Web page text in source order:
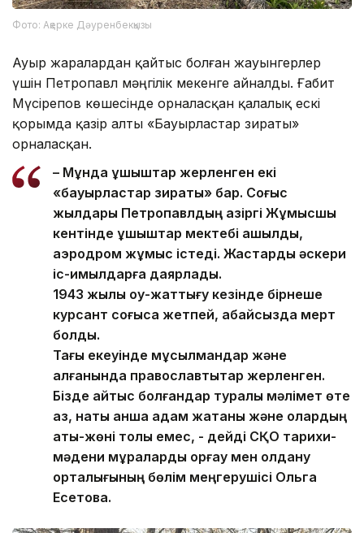
Фото: Ақерке Дәуренбекқызы
Ауыр жаралардан қайтыс болған жауынгерлер
үшін Петропавл мәңгілік мекенге айналды. Ғабит
Мүсірепов көшесінде орналасқан қалалық ескі
қорымда қазір алты «Бауырластар зираты»
орналасқан.
– Мұнда ұшқыштар жерленген екі
«бауырластар зираты» бар. Соғыс
жылдары Петропавлдың қазіргі Жұмысшы
кентінде ұшқыштар мектебі ашылды,
аэродром жұмыс істеді. Жастарды әскери
іс-қимылдарға даярлады.
1943 жылы оқу-жаттығу кезінде бірнеше
курсант соғысқа жетпей, абайсызда мерт
болды.
Тағы екеуінде мұсылмандар және
қалғанында православтықтар жерленген.
Бізде қайтыс болғандар туралы мәлімет өте
аз, нақты қанша адам жатқаны және олардың
аты-жөні толық емес, - дейді СҚО тарихи-
мәдени мұраларды қорғау мен қолдану
орталығының бөлім меңгерушісі Ольга
Есетова.